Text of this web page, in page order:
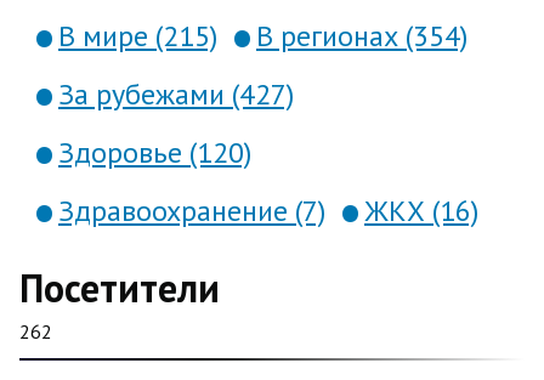
В мире (215)
В регионах (354)
За рубежами (427)
Здоровье (120)
Здравоохранение (7)
ЖКХ (16)
Посетители
262